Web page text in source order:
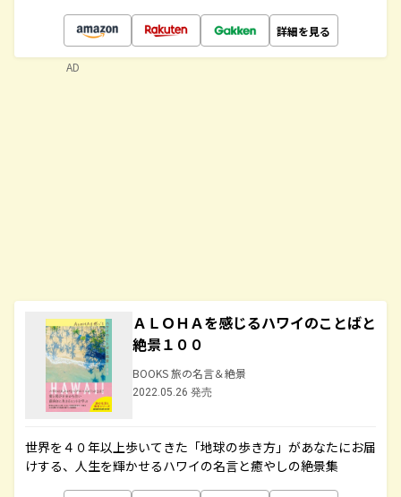
詳細を見る
ＡＬＯＨＡを感じるハワイのことばと
絶景１００
BOOKS 旅の名言＆絶景
2022.05.26 発売
世界を４０年以上歩いてきた「地球の歩き方」があなたにお届
けする、人生を輝かせるハワイの名言と癒やしの絶景集
AD